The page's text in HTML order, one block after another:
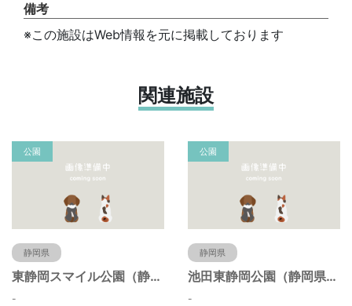
備考
※この施設はWeb情報を元に掲載しております
関連施設
公園
静岡県
東静岡スマイル公園（静岡県静岡市）
-
公園
静岡県
池田東静岡公園（静岡県静岡市）
-